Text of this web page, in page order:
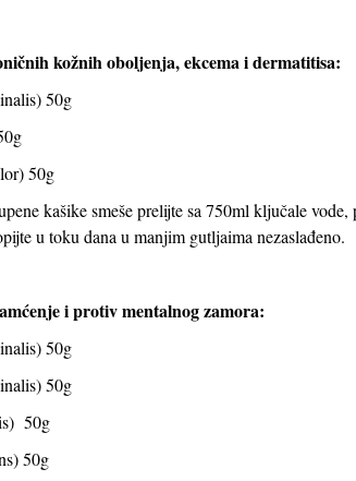
kožnih oboljenja, ekcema i dermatitisa:
50g
50g
kašike smeše prelijte sa 750ml ključale
u toku dana u manjim gutljaima nezaslađeno.
i protiv mentalnog zamora:
50g
50g
50g
50g